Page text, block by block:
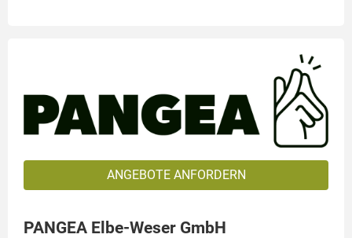
ANGEBOTE ANFORDERN
PANGEA Elbe-Weser GmbH